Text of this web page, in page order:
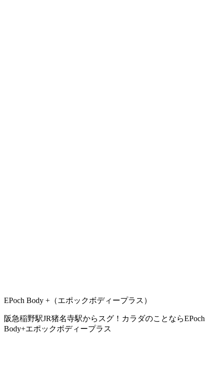
EPoch Body +（エポックボディープラス）
阪急稲野駅JR猪名寺駅からスグ！カラダのことならEPoch
Body+エポックボディープラス